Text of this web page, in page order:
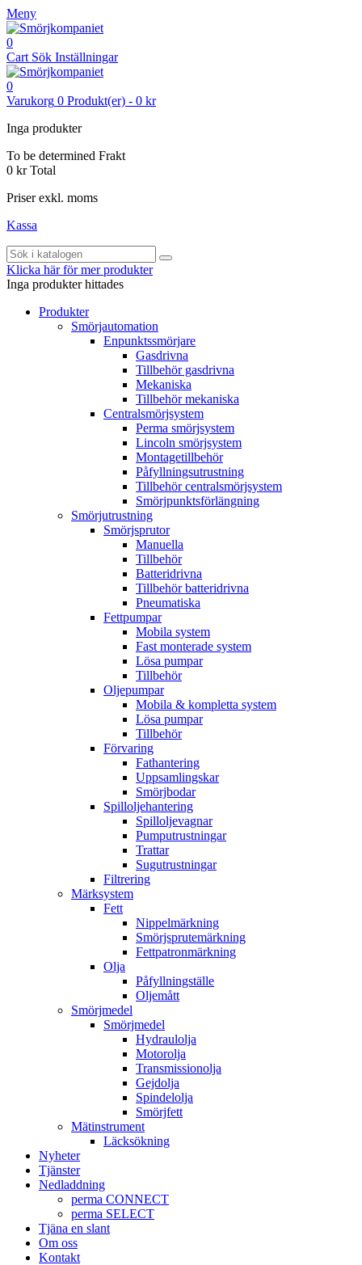
Meny
0
Cart Sök Inställningar
0
Varukorg 0 Produkt(er) - 0 kr
Inga produkter
To be determined Frakt
0 kr Total
Priser exkl. moms
Kassa
Klicka här för mer produkter
Inga produkter hittades
Produkter
Smörjautomation
Enpunktssmörjare
Gasdrivna
Tillbehör gasdrivna
Mekaniska
Tillbehör mekaniska
Centralsmörjsystem
Perma smörjsystem
Lincoln smörjsystem
Montagetillbehör
Påfyllningsutrustning
Tillbehör centralsmörjsystem
Smörjpunktsförlängning
Smörjutrustning
Smörjsprutor
Manuella
Tillbehör
Batteridrivna
Tillbehör batteridrivna
Pneumatiska
Fettpumpar
Mobila system
Fast monterade system
Lösa pumpar
Tillbehör
Oljepumpar
Mobila & kompletta system
Lösa pumpar
Tillbehör
Förvaring
Fathantering
Uppsamlingskar
Smörjbodar
Spilloljehantering
Spilloljevagnar
Pumputrustningar
Trattar
Sugutrustningar
Filtrering
Märksystem
Fett
Nippelmärkning
Smörjsprutemärkning
Fettpatronmärkning
Olja
Påfyllningställe
Oljemått
Smörjmedel
Smörjmedel
Hydraulolja
Motorolja
Transmissionolja
Gejdolja
Spindelolja
Smörjfett
Mätinstrument
Läcksökning
Nyheter
Tjänster
Nedladdning
perma CONNECT
perma SELECT
Tjäna en slant
Om oss
Kontakt